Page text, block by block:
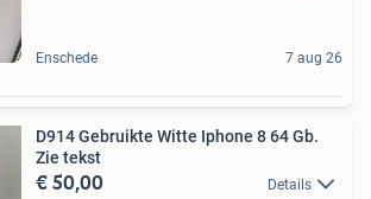
Enschede 7 aug 26
D914 Gebruikte Witte Iphone 8 64 Gb.
Zie tekst
€ 50,00 Details